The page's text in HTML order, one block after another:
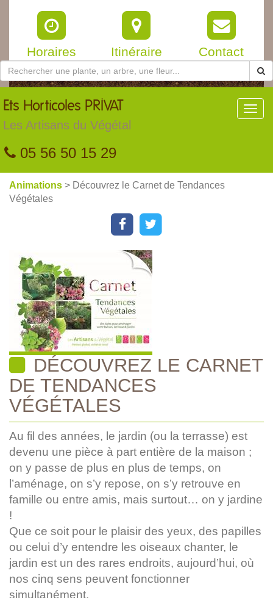
Horaires Itinéraire Contact
Ets Horticoles PRIVAT
Les Artisans du Végétal
05 56 50 15 29
Animations > Découvrez le Carnet de Tendances
Végétales
DÉCOUVREZ LE CARNET
DE TENDANCES
VÉGÉTALES
Au fil des années, le jardin (ou la terrasse) est
devenu une pièce à part entière de la maison ;
on y passe de plus en plus de temps, on
l’aménage, on s’y repose, on s’y retrouve en
famille ou entre amis, mais surtout… on y jardine
!
Que ce soit pour le plaisir des yeux, des papilles
ou celui d’y entendre les oiseaux chanter, le
jardin est un des rares endroits, aujourd’hui, où
nos cinq sens peuvent fonctionner
simultanément.